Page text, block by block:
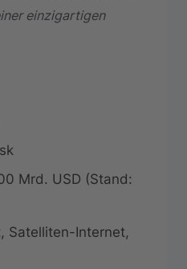
einzigartigen
Mrd. USD (Stand:
Satelliten-Internet,